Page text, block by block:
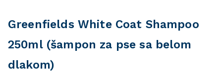
Greenfields White Coat Shampoo
250ml (šampon za pse sa belom
dlakom)